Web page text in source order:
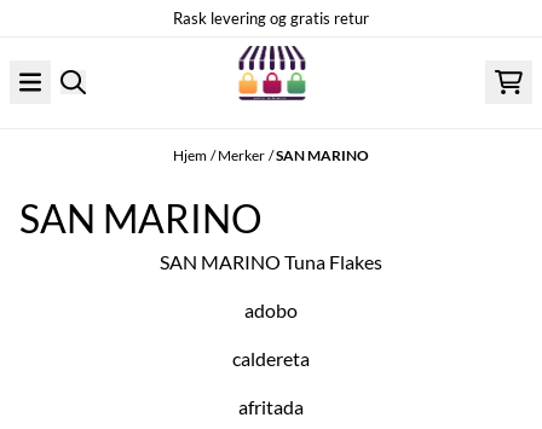
Rask levering og gratis retur
Hjem /Merker /SAN MARINO
SAN MARINO
SAN MARINO Tuna Flakes
adobo
caldereta
afritada